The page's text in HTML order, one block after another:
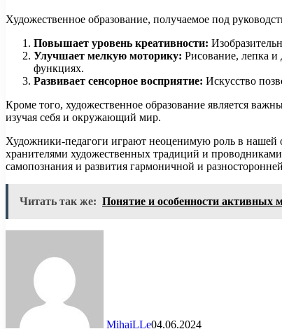
Художественное образование, получаемое под
Повышает уровень креативности:
Улучшает мелкую моторику: Рисование, лепка и
функциях.
Развивает сенсорное восприятие: Искусство
Кроме того, художественное образование является
изучая себя и окружающий мир.
Художники-педагоги играют неоценимую роль в нашей
хранителями художественных традиций и
самопознания и развития гармоничной и
Читать так же: Понятие и особенности активных
MihaiLLe04.06.2024